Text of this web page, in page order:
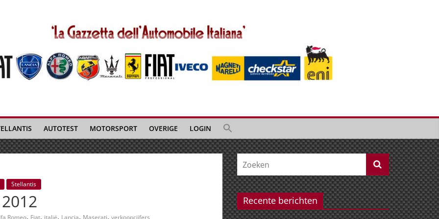
AUTOTEST MOTORSPORT OVERIGE LOGIN
Stellantis
Romeo, Fiat, italië, Lancia, Maserati, verkoopcijfers
Recente berichten